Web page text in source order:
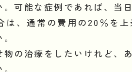
可能な症例であれば、当
は、通常の費用の20％を
物の治療をしたいけれど、